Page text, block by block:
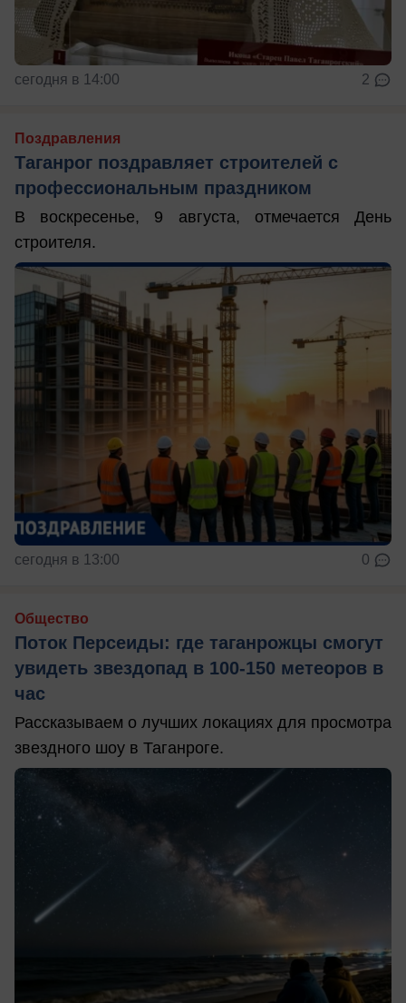
сегодня в 14:00 2
Поздравления
Таганрог поздравляет строителей с
профессиональным праздником
В воскресенье, 9 августа, отмечается День
строителя.
сегодня в 13:00 0
Общество
Поток Персеиды: где таганрожцы смогут
увидеть звездопад в 100-150 метеоров в
час
Рассказываем о лучших локациях для просмотра
звездного шоу в Таганроге.